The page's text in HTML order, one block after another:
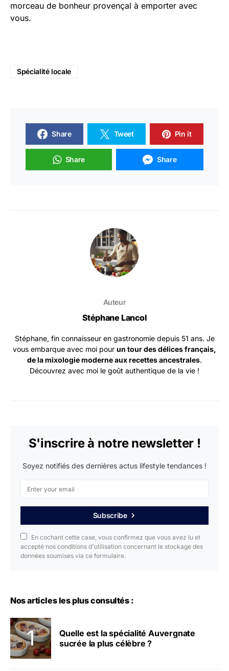
morceau de bonheur provençal à emporter avec
vous.
Spécialité locale
Share Tweet Pin it
Share Share
Auteur
Stéphane Lancol
Stéphane, fin connaisseur en gastronomie depuis 51 ans. Je
vous embarque avec moi pour un tour des délices français,
de la mixologie moderne aux recettes ancestrales.
Découvrez avec moi le goût authentique de la vie !
S'inscrire à notre newsletter !
Soyez notifiés des dernières actus lifestyle tendances !
Subscribe
En cochant cette case, vous confirmez que vous avez lu et
accepté nos conditions d'utilisation concernant le stockage des
données soumises via ce formulaire.
Nos articles les plus consultés :
Quelle est la spécialité Auvergnate
sucrée la plus célèbre ?